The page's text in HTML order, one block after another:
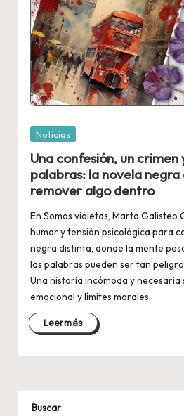
Publicada
Noticias
Una confesión, un crimen
palabras: la novela negra
remover algo dentro
En Somos violetas, Marta Galisteo
humor y tensión psicológica para
negra distinta, donde la mente
las palabras pueden ser tan
Una historia incómoda y necesaria
emocional y límites morales.
Leer más
Buscar